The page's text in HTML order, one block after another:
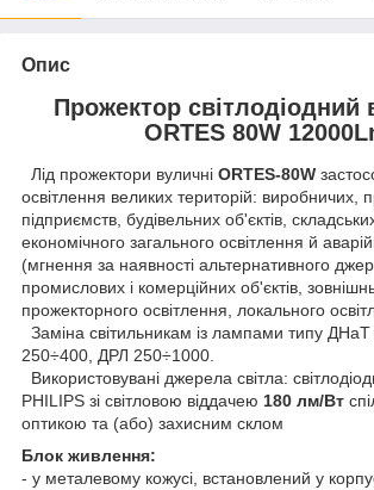
Опис
Прожектор світлодіодний
ORTES 80W
Лід прожектори вуличні ORTES-80W
освітлення великих територій: виробничих,
підприємств, будівельних об'єктів,
економічного загального освітлення й
(мгнення за наявності альтернативного
промислових і комерційних об'єктів,
прожекторного освітлення, локального
Заміна світильникам із лампами типу
250÷400, ДРЛ 250÷1000.
Використовувані джерела світла:
PHILIPS зі світловою віддачею 180 лм/Вт
оптикою та (або) захисним склом
Блок живлення:
- у металевому кожусі, встановлений у